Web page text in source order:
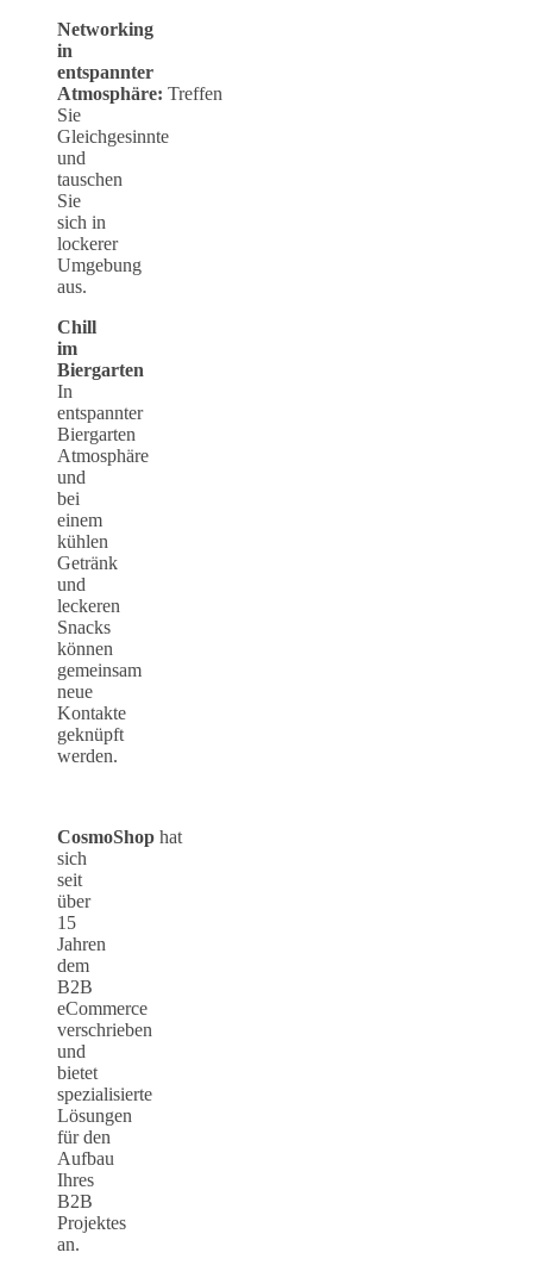
Networking
in
entspannter
Atmosphäre: Treffen
Sie
Gleichgesinnte
und
tauschen
Sie
sich in
lockerer
Umgebung
aus.
Chill
im
Biergarten
In
entspannter
Biergarten
Atmosphäre
und
bei
einem
kühlen
Getränk
und
leckeren
Snacks
können
gemeinsam
neue
Kontakte
geknüpft
werden.
CosmoShop hat
sich
seit
über
15
Jahren
dem
B2B
eCommerce
verschrieben
und
bietet
spezialisierte
Lösungen
für den
Aufbau
Ihres
B2B
Projektes
an.